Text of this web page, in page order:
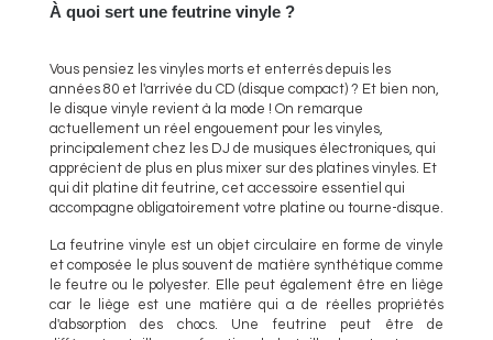
À quoi sert une feutrine vinyle ?
Vous pensiez les vinyles morts et enterrés depuis les
années 80 et l'arrivée du CD (disque compact) ? Et bien non,
le disque vinyle revient à la mode ! On remarque
actuellement un réel engouement pour les vinyles,
principalement chez les DJ de musiques électroniques, qui
apprécient de plus en plus mixer sur des platines vinyles. Et
qui dit platine dit feutrine, cet accessoire essentiel qui
accompagne obligatoirement votre platine ou tourne-disque.
La feutrine vinyle est un objet circulaire en forme de vinyle
et composée le plus souvent de matière synthétique comme
le feutre ou le polyester. Elle peut également être en liège
car le liège est une matière qui a de réelles propriétés
d'absorption des chocs. Une feutrine peut être de